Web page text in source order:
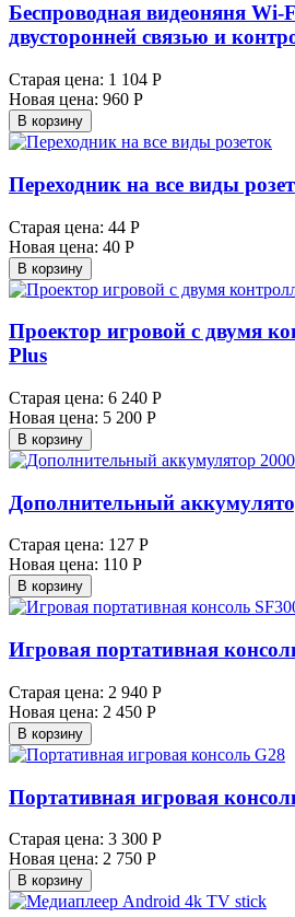
Беспроводная видеоняня Wi-
двусторонней связью и
Старая цена: 1 104 Р
Новая цена: 960 Р
В корзину
Переходник на все виды
Старая цена: 44 Р
Новая цена: 40 Р
В корзину
Проектор игровой с двумя
Plus
Старая цена: 6 240 Р
Новая цена: 5 200 Р
В корзину
Дополнительный
Старая цена: 127 Р
Новая цена: 110 Р
В корзину
Игровая портативная
Старая цена: 2 940 Р
Новая цена: 2 450 Р
В корзину
Портативная игровая
Старая цена: 3 300 Р
Новая цена: 2 750 Р
В корзину